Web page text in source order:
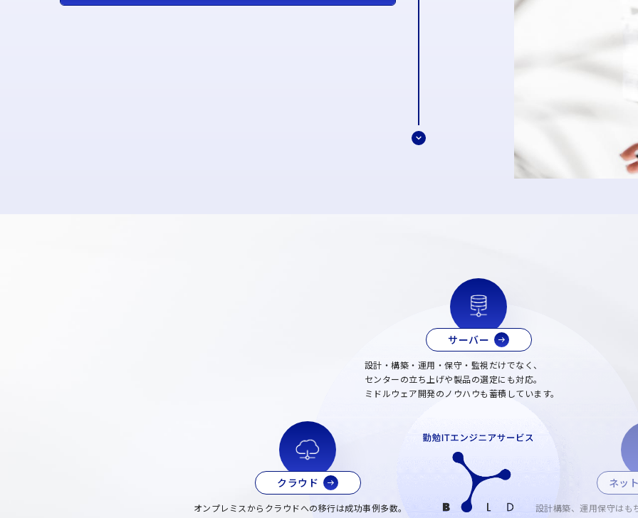
サーバー
設計・構築・運用・保守・監視だけでなく、
センターの立ち上げや製品の選定にも対応。
ミドルウェア開発のノウハウも蓄積しています。
ネッ
設計構築、運用保守はも
クラウド
オンプレミスからクラウドへの移行は成功事例多数。